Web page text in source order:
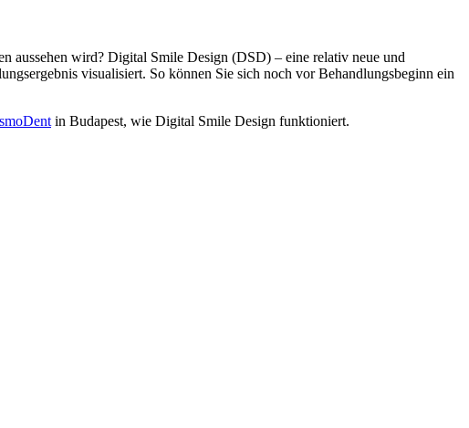
aussehen wird? Digital Smile Design (DSD) – eine relativ neue und
visualisiert. So können Sie sich noch vor Behandlungsbeginn ein
in Budapest, wie Digital Smile Design funktioniert.